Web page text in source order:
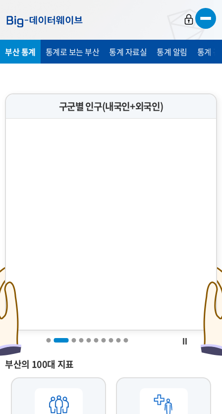
가
가
가
부산 통계 통계로 보는 부산 통계 자료실 통계 알림 통계
구군별 인구(내국인+외국인)
부산의 100대 지표